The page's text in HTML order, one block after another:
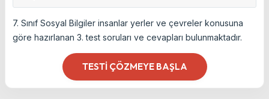
7. Sınıf Sosyal Bilgiler insanlar yerler ve çevreler konusuna
göre hazırlanan 3. test soruları ve cevapları bulunmaktadır.
TESTI ÇÖZMEYE BAŞLA